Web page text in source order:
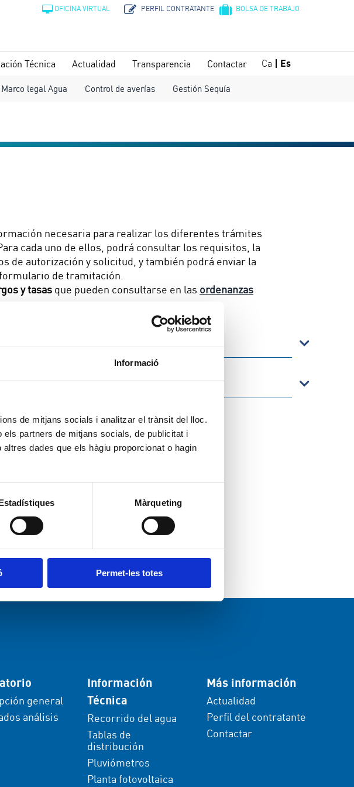
Informació
de mitjans socials i analitzar el trànsit del lloc.
partners de mitjans socials, de publicitat i
dades que els hàgiu proporcionat o hagin
Màrqueting
Permet-les totes
Ca Es
OFICINA VIRTUAL PERFIL CONTRATANTE BOLSA DE TRABAJO
Marco legal Agua Control de averías Gestión Sequía
Técnica Actualidad Transparencia Contactar
necesaria para realizar los diferentes trámites
cada uno de ellos, podrá consultar los requisitos, la
de autorización y solicitud, y también podrá enviar la
de tramitación.
y tasas que pueden consultarse en las ordenanzas
y segunda ocupación
Primera y Segunda ocupación
general
análisis
Información
Técnica
Recorrido del agua
Tablas de
distribución
Pluviómetros
Planta fotovoltaica
Más información
Actualidad
Perfil del contratante
Contactar